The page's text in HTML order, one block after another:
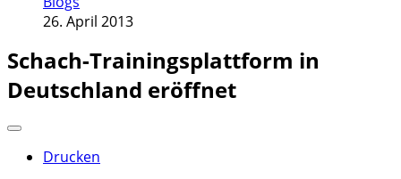
26. April 2013
Schach-Trainingsplattform in
Deutschland eröffnet
Drucken